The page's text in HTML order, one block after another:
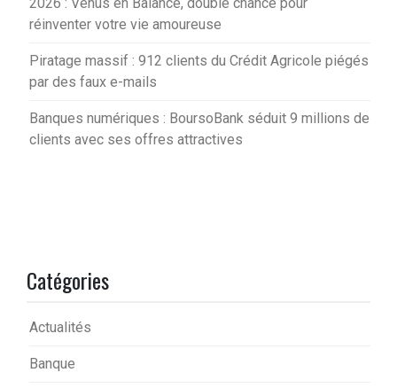
réinventer votre vie amoureuse
Piratage massif : 912 clients du Crédit Agricole piégés
par des faux e-mails
Banques numériques : BoursoBank séduit 9 millions de
clients avec ses offres attractives
Catégories
Actualités
Banque